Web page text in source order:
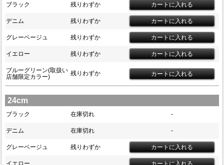
ブラック 残りわずか
デニム 残りわずか
グレーベージュ 残りわずか
イエロー 残りわずか
ブルーグリーン(取扱い
店舗限定カラー)
残りわずか
24cm
ブラック 在庫切れ -
デニム 在庫切れ -
グレーベージュ 残りわずか
イエロー